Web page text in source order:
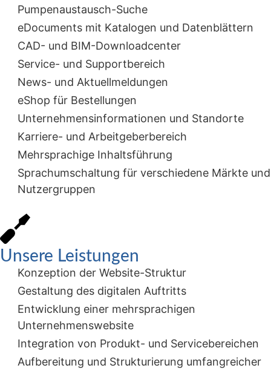
Pumpenaustausch-Suche
eDocuments mit Katalogen und Datenblättern
CAD- und BIM-Downloadcenter
Service- und Supportbereich
News- und Aktuellmeldungen
eShop für Bestellungen
Unternehmensinformationen und Standorte
Karriere- und Arbeitgeberbereich
Mehrsprachige Inhaltsführung
Sprachumschaltung für verschiedene Märkte und
Nutzergruppen
Unsere Leistungen
Konzeption der Website-Struktur
Gestaltung des digitalen Auftritts
Entwicklung einer mehrsprachigen
Unternehmenswebsite
Integration von Produkt- und Servicebereichen
Aufbereitung und Strukturierung umfangreicher